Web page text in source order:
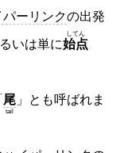
パーリンクの出発
るいは単に始点
してん
尾
tail
」とも呼ばれま